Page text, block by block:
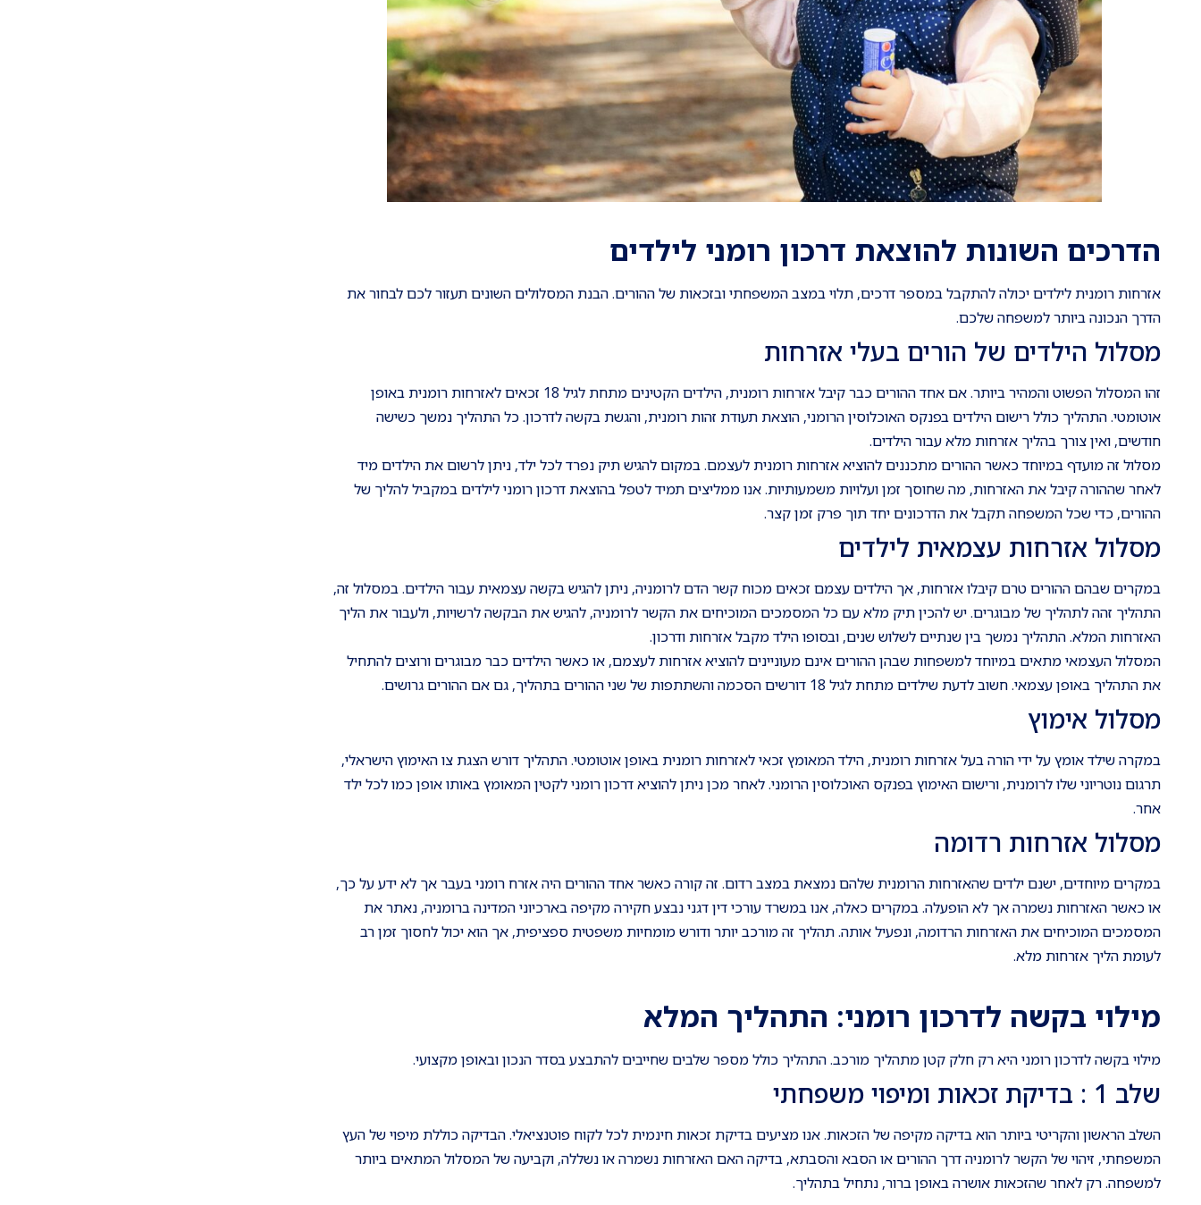
הדרכים השונות להוצאת דרכון רומני לילדים
אזרחות רומנית לילדים יכולה להתקבל במספר דרכים, תלוי במצב המשפחתי ובזכאות של ההורים. הבנת המסלולים השונים תעזור לכם לבחור את
הדרך הנכונה ביותר למשפחה שלכם.
מסלול הילדים של הורים בעלי אזרחות
זהו המסלול הפשוט והמהיר ביותר. אם אחד ההורים כבר קיבל אזרחות רומנית, הילדים הקטינים מתחת לגיל 18 זכאים לאזרחות רומנית באופן
אוטומטי. התהליך כולל רישום הילדים בפנקס האוכלוסין הרומני, הוצאת תעודת זהות רומנית, והגשת בקשה לדרכון. כל התהליך נמשך כשישה
חודשים, ואין צורך בהליך אזרחות מלא עבור הילדים.
מסלול זה מועדף במיוחד כאשר ההורים מתכננים להוציא אזרחות רומנית לעצמם. במקום להגיש תיק נפרד לכל ילד, ניתן לרשום את הילדים מיד
לאחר שההורה קיבל את האזרחות, מה שחוסך זמן ועלויות משמעותיות. אנו ממליצים תמיד לטפל בהוצאת דרכון רומני לילדים במקביל להליך של
ההורים, כדי שכל המשפחה תקבל את הדרכונים יחד תוך פרק זמן קצר.
מסלול אזרחות עצמאית לילדים
במקרים שבהם ההורים טרם קיבלו אזרחות, אך הילדים עצמם זכאים מכוח קשר הדם לרומניה, ניתן להגיש בקשה עצמאית עבור הילדים. במסלול זה,
התהליך זהה לתהליך של מבוגרים. יש להכין תיק מלא עם כל המסמכים המוכיחים את הקשר לרומניה, להגיש את הבקשה לרשויות, ולעבור את הליך
האזרחות המלא. התהליך נמשך בין שנתיים לשלוש שנים, ובסופו הילד מקבל אזרחות ודרכון.
המסלול העצמאי מתאים במיוחד למשפחות שבהן ההורים אינם מעוניינים להוציא אזרחות לעצמם, או כאשר הילדים כבר מבוגרים ורוצים להתחיל
את התהליך באופן עצמאי. חשוב לדעת שילדים מתחת לגיל 18 דורשים הסכמה והשתתפות של שני ההורים בתהליך, גם אם ההורים גרושים.
מסלול אימוץ
במקרה שילד אומץ על ידי הורה בעל אזרחות רומנית, הילד המאומץ זכאי לאזרחות רומנית באופן אוטומטי. התהליך דורש הצגת צו האימוץ הישראלי,
תרגום נוטריוני שלו לרומנית, ורישום האימוץ בפנקס האוכלוסין הרומני. לאחר מכן ניתן להוציא דרכון רומני לקטין המאומץ באותו אופן כמו לכל ילד
אחר.
מסלול אזרחות רדומה
במקרים מיוחדים, ישנם ילדים שהאזרחות הרומנית שלהם נמצאת במצב רדום. זה קורה כאשר אחד ההורים היה אזרח רומני בעבר אך לא ידע על כך,
או כאשר האזרחות נשמרה אך לא הופעלה. במקרים כאלה, אנו במשרד עורכי דין דגני נבצע חקירה מקיפה בארכיוני המדינה ברומניה, נאתר את
המסמכים המוכיחים את האזרחות הרדומה, ונפעיל אותה. תהליך זה מורכב יותר ודורש מומחיות משפטית ספציפית, אך הוא יכול לחסוך זמן רב
לעומת הליך אזרחות מלא.
מילוי בקשה לדרכון רומני: התהליך המלא
מילוי בקשה לדרכון רומני היא רק חלק קטן מתהליך מורכב. התהליך כולל מספר שלבים שחייבים להתבצע בסדר הנכון ובאופן מקצועי.
שלב 1 : בדיקת זכאות ומיפוי משפחתי
השלב הראשון והקריטי ביותר הוא בדיקה מקיפה של הזכאות. אנו מציעים בדיקת זכאות חינמית לכל לקוח פוטנציאלי. הבדיקה כוללת מיפוי של העץ
המשפחתי, זיהוי של הקשר לרומניה דרך ההורים או הסבא והסבתא, בדיקה האם האזרחות נשמרה או נשללה, וקביעה של המסלול המתאים ביותר
למשפחה. רק לאחר שהזכאות אושרה באופן ברור, נתחיל בתהליך.